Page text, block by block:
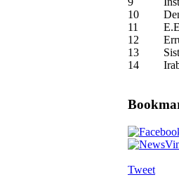
10
11
12
13
14
Tweet